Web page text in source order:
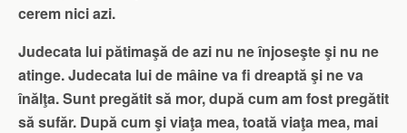
cerem nici azi.
Judecata lui pătimaşă de azi nu ne înjoseşte şi nu ne
atinge. Judecata lui de mâine va fi dreaptă şi ne va
înălţa. Sunt pregătit să mor, după cum am fost pregătit
să sufăr. După cum şi viaţa mea, toată viaţa mea, mai